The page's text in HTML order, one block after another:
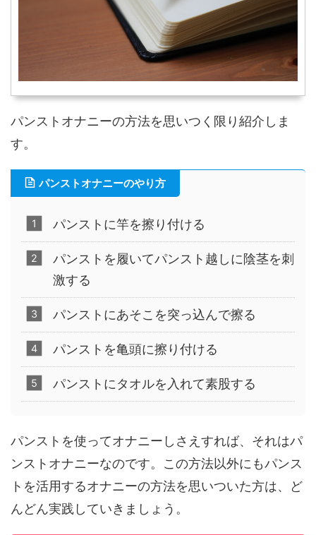
パンストオナニーの方法を思いつく限り紹介しま
す。
パンストオナニーのやり方
パンストに竿を擦り付ける
パンストを履いてパンスト越しに陰茎を刺
激する
パンストにあそこを突っ込んで擦る
パンストを亀頭に擦り付ける
パンストにタオルを入れて素股する
パンストを使ってオナニーしさえすれば、それはパ
ンストオナニーなのです。この方法以外にもパンス
トを活用するオナニーの方法を思いついた方は、ど
んどん実践していきましょう。